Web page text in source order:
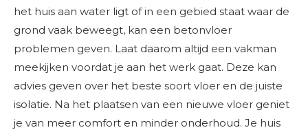
het huis aan water ligt of in een gebied staat waar de
grond vaak beweegt, kan een betonvloer
problemen geven. Laat daarom altijd een vakman
meekijken voordat je aan het werk gaat. Deze kan
advies geven over het beste soort vloer en de juiste
isolatie. Na het plaatsen van een nieuwe vloer geniet
je van meer comfort en minder onderhoud. Je huis